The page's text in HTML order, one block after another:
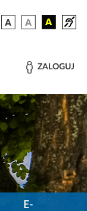
ZALOGUJ
E-